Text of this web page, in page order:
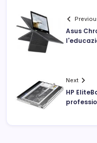
Asus
Next
HP